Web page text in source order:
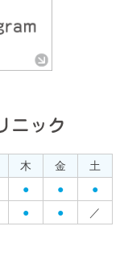
木 金
土
● ●
●
● ● ／